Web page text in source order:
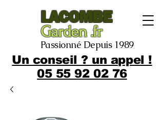
LACOMBE
Garden .fr
Passionné Depuis 1989
Un conseil ? un appel !
05 55 92 02 76